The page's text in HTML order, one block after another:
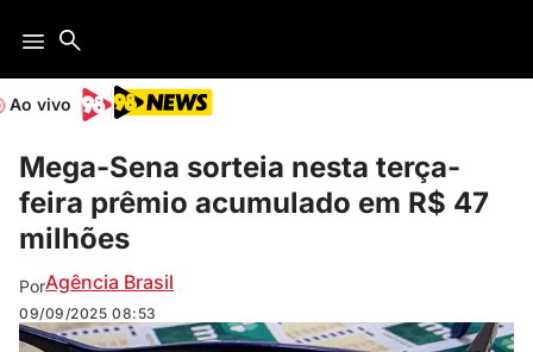
Ao vivo
Mega-Sena sorteia nesta terça-
feira prêmio acumulado em R$ 47
milhões
PorAgência Brasil
09/09/2025 08:53